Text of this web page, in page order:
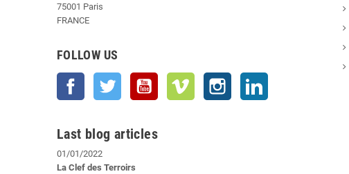
75001 Paris
FRANCE
FOLLOW US
Facebook Twitter YouTube Vimeo Instagram
Last blog articles
01/01/2022
La Clef des Terroirs